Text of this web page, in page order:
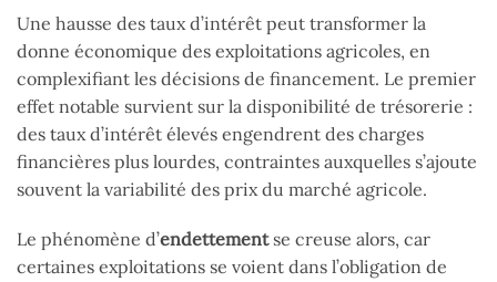
Une hausse des taux d’intérêt peut transformer la
donne économique des exploitations agricoles, en
complexifiant les décisions de financement. Le premier
effet notable survient sur la disponibilité de trésorerie :
des taux d’intérêt élevés engendrent des charges
financières plus lourdes, contraintes auxquelles s’ajoute
souvent la variabilité des prix du marché agricole.
Le phénomène d’endettementse creuse alors, car
certaines exploitations se voient dans l’obligation de